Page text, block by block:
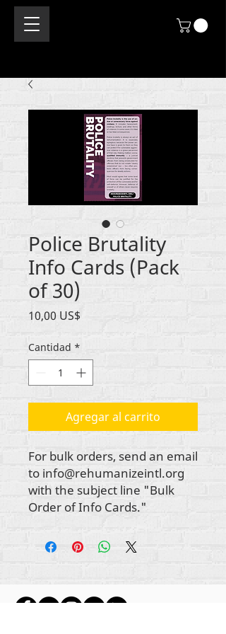
Police Brutality
Info Cards (Pack
of 30)
10,00 US$
Cantidad *
Agregar al carrito
For bulk orders, send an email
to info@rehumanizeintl.org
with the subject line "Bulk
Order of Info Cards."